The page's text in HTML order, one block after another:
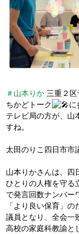
＃山本りか 三重２
ちかどトーク
に
テレビ局の方が、山
すね。
太田のりこ四日市市
山本りかさんは、四
ひとりの人権を守る
で発言回数ナンバー
「より良い保育」
議員となり、全会一
高校の家庭科教諭と